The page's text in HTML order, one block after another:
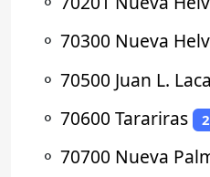
⚬ 70300 Nueva
⚬ 70500 Juan L.
⚬ 70600 Tarariras 2
⚬ 70700 Nueva